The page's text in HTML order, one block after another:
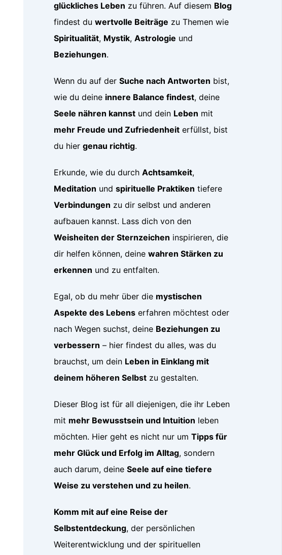
glückliches Leben zu führen. Auf diesem Blog
findest du wertvolle Beiträge zu Themen wie
Spiritualität, Mystik, Astrologie und
Beziehungen.
Wenn du auf der Suche nach Antworten bist,
wie du deine innere Balance findest, deine
Seele nähren kannst und dein Leben mit
mehr Freude und Zufriedenheit erfüllst, bist
du hier genau richtig.
Erkunde, wie du durch Achtsamkeit,
Meditation und spirituelle Praktiken tiefere
Verbindungen zu dir selbst und anderen
aufbauen kannst. Lass dich von den
Weisheiten der Sternzeichen inspirieren, die
dir helfen können, deine wahren Stärken zu
erkennen und zu entfalten.
Egal, ob du mehr über die mystischen
Aspekte des Lebens erfahren möchtest oder
nach Wegen suchst, deine Beziehungen zu
verbessern – hier findest du alles, was du
brauchst, um dein Leben in Einklang mit
deinem höheren Selbst zu gestalten.
Dieser Blog ist für all diejenigen, die ihr Leben
mit mehr Bewusstsein und Intuition leben
möchten. Hier geht es nicht nur um Tipps für
mehr Glück und Erfolg im Alltag, sondern
auch darum, deine Seele auf eine tiefere
Weise zu verstehen und zu heilen.
Komm mit auf eine Reise der
Selbstentdeckung, der persönlichen
Weiterentwicklung und der spirituellen